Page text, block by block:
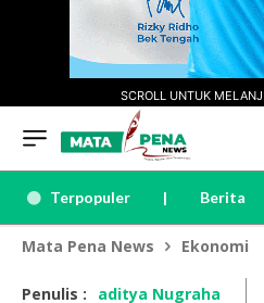
SCROLL UNTUK
Terpopuler | Berita
Mata Pena News Ekonomi
Penulis : aditya Nugraha